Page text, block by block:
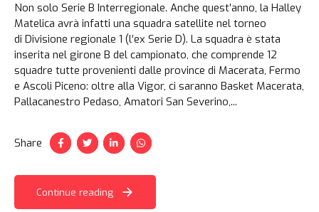
Non solo Serie B Interregionale. Anche quest’anno, la Halley
Matelica avrà infatti una squadra satellite nel torneo
di Divisione regionale 1 (l’ex Serie D). La squadra è stata
inserita nel girone B del campionato, che comprende 12
squadre tutte provenienti dalle province di Macerata, Fermo
e Ascoli Piceno: oltre alla Vigor, ci saranno Basket Macerata,
Pallacanestro Pedaso, Amatori San Severino,...
Share
Continue reading